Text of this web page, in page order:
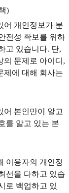
)
개인정보가 분
전성 확보를 위하
고 있습니다. 단,
의 문제로 아이디,
제에 대해 회사는
어 본인만이 알고
를 알고 있는 본
이용자의 개인정
선을 다하고 있습
로 백업하고 있